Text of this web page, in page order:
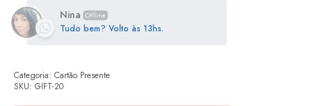
Nina Offline
Tudo bem? Volto às 13hs.
SKU: GIFT-20
Categoria: Cartão Presente